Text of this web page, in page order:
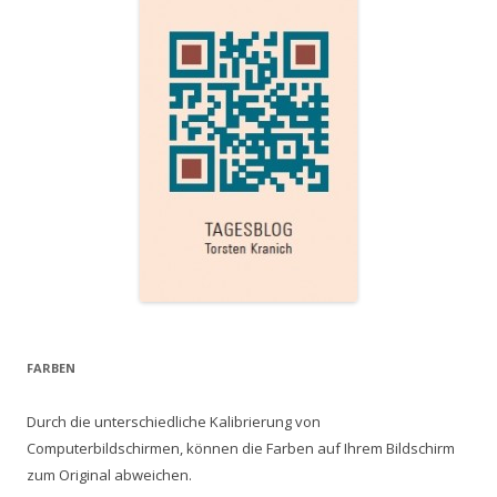
FARBEN
Durch die unterschiedliche Kalibrierung von
Computerbildschirmen, können die Farben auf Ihrem Bildschirm
zum Original abweichen.